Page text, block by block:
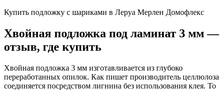
Купить подложку с шариками в Леруа Мерлен Домофлекс
Хвойная подложка под ламинат 3 мм —
отзыв, где купить
Хвойная подложка 3 мм изготавливается из глубоко
переработанных опилок. Как пишет производитель целлюлоза
соединяется посредством лигнина без использования клея. То